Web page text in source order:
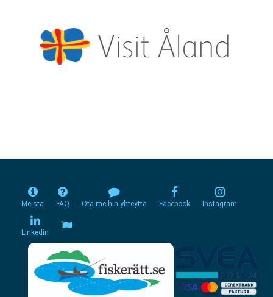
Meistä FAQ Ota meihin yhteyttä Facebook Instagram
Linkedin